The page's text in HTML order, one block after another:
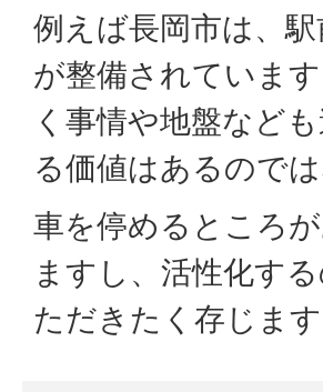
例えば長岡市は、
が整備されていま
く事情や地盤など
る価値はあるので
車を停めるところ
ますし、活性化す
ただきたく存じます